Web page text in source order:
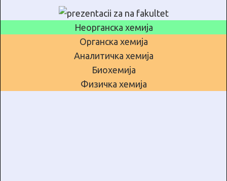
Неорганска хемија
Органска хемија
Аналитичка хемија
Биохемија
Физичка хемија